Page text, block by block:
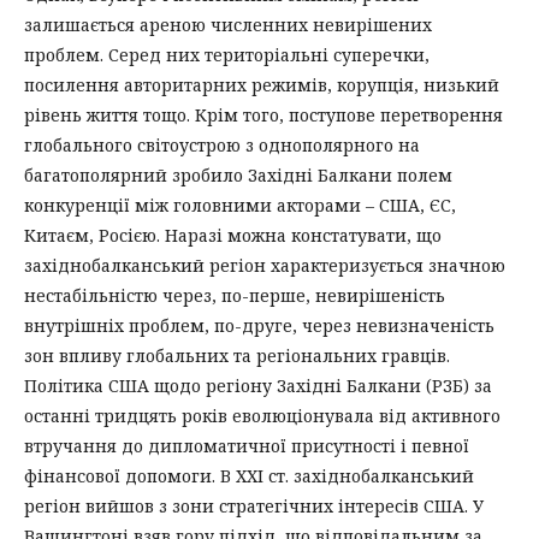
залишається ареною численних невирішених
проблем. Серед них територіальні суперечки,
посилення авторитарних режимів, корупція, низький
рівень життя тощо. Крім того, поступове перетворення
глобального світоустрою з однополярного на
багатополярний зробило Західні Балкани полем
конкуренції між головними акторами – США, ЄС,
Китаєм, Росією. Наразі можна констатувати, що
західнобалканський регіон характеризується значною
нестабільністю через, по-перше, невирішеність
внутрішніх проблем, по-друге, через невизначеність
зон впливу глобальних та регіональних гравців.
Політика США щодо регіону Західні Балкани (РЗБ) за
останні тридцять років еволюціонувала від активного
втручання до дипломатичної присутності і певної
фінансової допомоги. В ХХІ ст. західнобалканський
регіон вийшов з зони стратегічних інтересів США. У